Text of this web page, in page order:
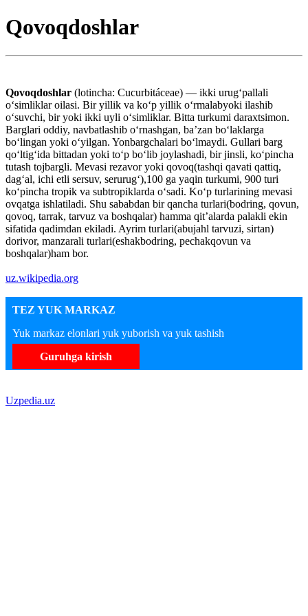
Qovoqdoshlar
Qovoqdoshlar (lotincha: Cucurbitáceae) — ikki urugʻpallali
oʻsimliklar oilasi. Bir yillik va koʻp yillik oʻrmalabyoki ilashib
oʻsuvchi, bir yoki ikki uyli oʻsimliklar. Bitta turkumi daraxtsimon.
Barglari oddiy, navbatlashib oʻrnashgan, baʼzan boʻlaklarga
boʻlingan yoki oʻyilgan. Yonbargchalari boʻlmaydi. Gullari barg
qoʻltigʻida bittadan yoki toʻp boʻlib joylashadi, bir jinsli, koʻpincha
tutash tojbargli. Mevasi rezavor yoki qovoq(tashqi qavati qattiq,
dagʻal, ichi etli sersuv, serurugʻ),100 ga yaqin turkumi, 900 turi
koʻpincha tropik va subtropiklarda oʻsadi. Koʻp turlarining mevasi
ovqatga ishlatiladi. Shu sababdan bir qancha turlari(bodring, qovun,
qovoq, tarrak, tarvuz va boshqalar) hamma qitʼalarda palakli ekin
sifatida qadimdan ekiladi. Ayrim turlari(abujahl tarvuzi, sirtan)
dorivor, manzarali turlari(eshakbodring, pechakqovun va
boshqalar)ham bor.
uz.wikipedia.org
TEZ YUK MARKAZ
Yuk markaz elonlari yuk yuborish va yuk tashish
Guruhga kirish
Uzpedia.uz